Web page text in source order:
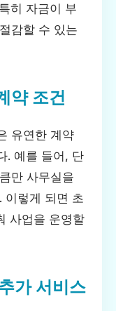
히 자금이 부
감할 수 있는
약 조건
유연한 계약
. 예를 들어, 단
만 사무실을
이렇게 되면 초
사업을 운영할
가 서비스